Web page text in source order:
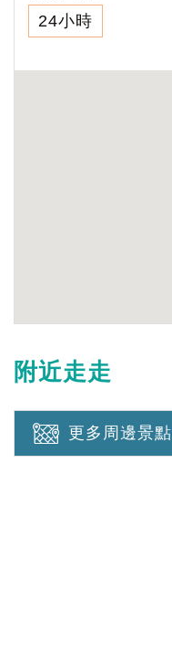
24小時
附近走走
更多周邊景點